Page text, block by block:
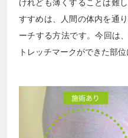
けれども薄くすることは難
すすめは、人間の体内を通
ーチする方法です。今回は
トレッチマークができた部